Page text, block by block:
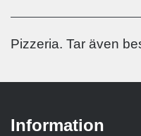
Pizzeria. Tar även
Information